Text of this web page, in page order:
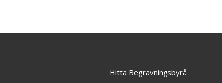
Hitta Begravningsbyrå